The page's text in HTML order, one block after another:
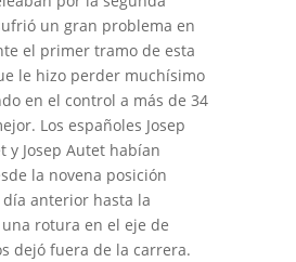
un gran problema en
el primer tramo de esta
le hizo perder muchísimo
en el control a más de 34
Los españoles Josep
y Josep Autet habían
la novena posición
anterior hasta la
rotura en el eje de
dejó fuera de la carrera.